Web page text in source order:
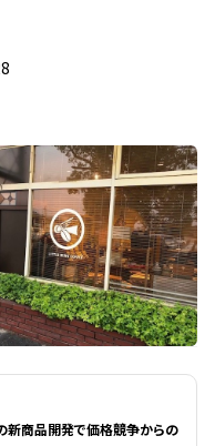
新商品開発で価格競争からの